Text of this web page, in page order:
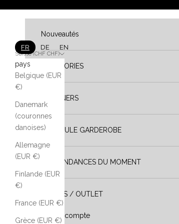
Suisse (CHF CHF)
pays
Belgique (EUR
€)
Danemark
(couronnes
danoises)
Allemagne
(EUR €)
Finlande (EUR
€)
France (EUR €)
Grèce (EUR €)
Nouveautés
CATÉGORIES
DESIGNERS
VESTIBULE GARDEROBE
LES TENDANCES DU MOMENT
SOLDES / OUTLET
Mon compte
FR DE EN